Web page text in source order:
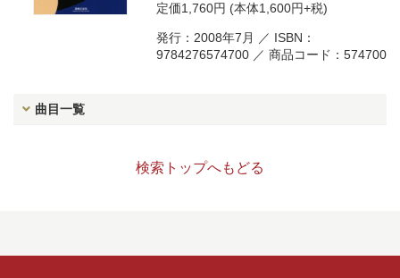
定価1,760円 (本体1,600円+税)
発行：2008年7月 ／ ISBN：
9784276574700 ／ 商品コード：574700
曲目一覧
検索トップへもどる